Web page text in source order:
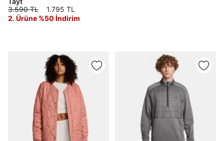
3.590 TL
1.795 TL
2. Ürüne %50 İndirim